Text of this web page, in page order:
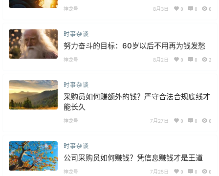
神龙号 8月3日 0 0 0
时事杂谈
努力奋斗的目标：60岁以后不用再为钱发愁
神龙号 8月2日 0 0 2
时事杂谈
采购员如何赚额外的钱？严守‌合法合规底线才
能长久
神龙号 7月27日 0 0 0
时事杂谈
公司采购员如何赚钱？凭信息赚钱才是王道
神龙号 7月25日 0 0 0